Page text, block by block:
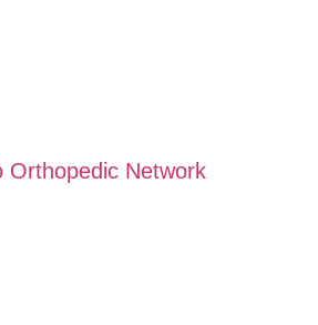
Orthopedic Network